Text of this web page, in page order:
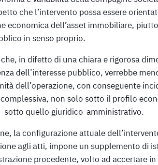
che l’intervento possa essere
economica dell’asset immobiliare,
in senso proprio.
in difetto di una chiara e rigorosa
dell’interesse pubblico, verrebbe
dell’operazione, con conseguente
non solo sotto il profilo
sotto quello giuridico-amministrativo.
la configurazione attuale
agli atti, impone un supplemento di
procedente, volto ad accertare